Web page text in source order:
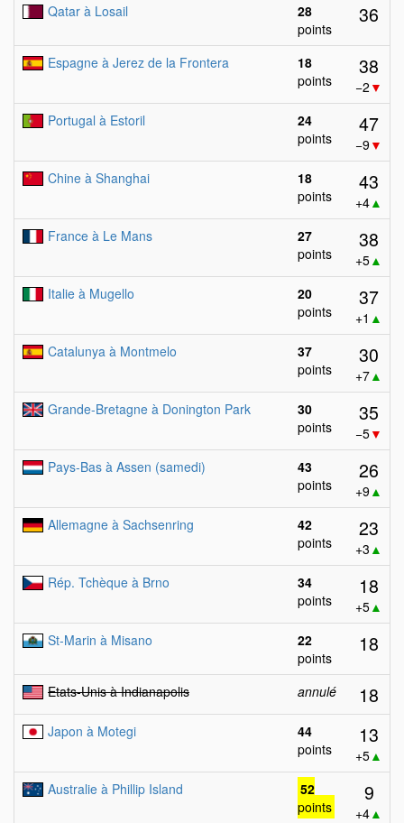
Qatar à Losail
28
points
36
Espagne à Jerez de la Frontera
18
points
38
−2 ▼
Portugal à Estoril
24
points
47
−9▼
Chine à Shanghai
18
points
43
+4▲
France à Le Mans
27
points
38
+5▲
Italie à Mugello
20
points
37
+1 ▲
Catalunya à Montmelo
37
points
30
+7▲
Grande-Bretagne à Donington Park
30
points
35
−5▼
Pays-Bas à Assen (samedi)
43
points
26
+9▲
Allemagne à Sachsenring
42
points
23
+3 ▲
Rép. Tchèque à Brno
34
points
18
+5▲
St-Marin à Misano
22
points
18
Etats-Unis à Indianapolis annulé 18
Japon à Motegi
44
points
13
+5▲
Australie à Phillip Island
52
points
9
+4▲